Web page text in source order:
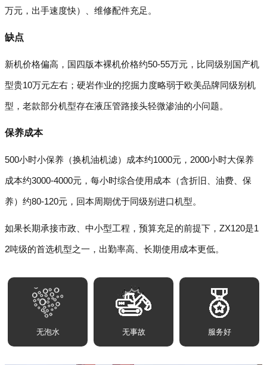
万元，出手速度快）、维修配件充足。
缺点
新机价格偏高，国四版本裸机价格约50-55万元，比同级别国产机
型贵10万元左右；硬岩作业的挖掘力度略弱于欧美品牌同级别机
型，老款部分机型存在液压管路接头轻微渗油的小问题。
保养成本
500小时小保养（换机油机滤）成本约1000元，2000小时大保养
成本约3000-4000元，每小时综合使用成本（含折旧、油费、保
养）约80-120元，回本周期优于同级别进口机型。
如果长期承接市政、中小型工程，预算充足的前提下，ZX120是1
2吨级的首选机型之一，出勤率高、长期使用成本更低。
无泡水 无事故 服务好